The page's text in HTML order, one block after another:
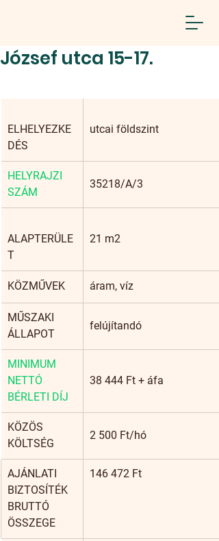
József utca 15-17.
ELHELYEZKE
DÉS
utcai földszint
HELYRAJZI
SZÁM
35218/A/3
ALAPTERÜLE
T
21 m2
KÖZMŰVEK áram, víz
​MŰSZAKI
ÁLLAPOT
felújítandó
MINIMUM
NETTÓ
BÉRLETI DÍJ
38 444 Ft + áfa
KÖZÖS
KÖLTSÉG
2 500 Ft/hó
AJÁNLATI
BIZTOSÍTÉK
BRUTTÓ
ÖSSZEGE
146 472 Ft